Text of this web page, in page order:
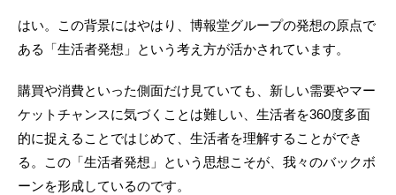
はい。この背景にはやはり、博報堂グループの発想の原点で
ある「生活者発想」という考え方が活かされています。
購買や消費といった側面だけ見ていても、新しい需要やマー
ケットチャンスに気づくことは難しい、生活者を360度多面
的に捉えることではじめて、生活者を理解することができ
る。この「生活者発想」という思想こそが、我々のバックボ
ーンを形成しているのです。